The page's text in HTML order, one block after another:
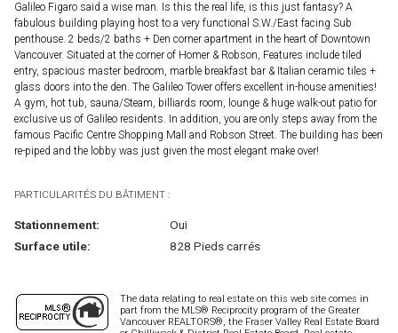
Galileo Figaro said a wise man. Is this the real life, is this just fantasy? A
fabulous building playing host to a very functional S.W./East facing Sub
penthouse. 2 beds/2 baths + Den corner apartment in the heart of Downtown
Vancouver. Situated at the corner of Homer & Robson, Features include tiled
entry, spacious master bedroom, marble breakfast bar & Italian ceramic tiles +
glass doors into the den. The Galileo Tower offers excellent in-house amenities!
A gym, hot tub, sauna/Steam, billiards room, lounge & huge walk-out patio for
exclusive us of Galileo residents. In addition, you are only steps away from the
famous Pacific Centre Shopping Mall and Robson Street. The building has been
re-piped and the lobby was just given the most elegant make over!
PARTICULARITÉS DU BÂTIMENT :
Stationnement:
Oui
Surface utile:
828 Pieds carrés
The data relating to real estate on this web site comes in
part from the MLS® Reciprocity program of the Greater
Vancouver REALTORS®, the Fraser Valley Real Estate Board